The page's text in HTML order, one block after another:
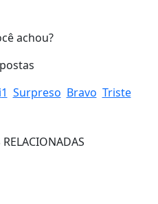
achou?
1 Surpreso Bravo Triste
RELACIONADAS